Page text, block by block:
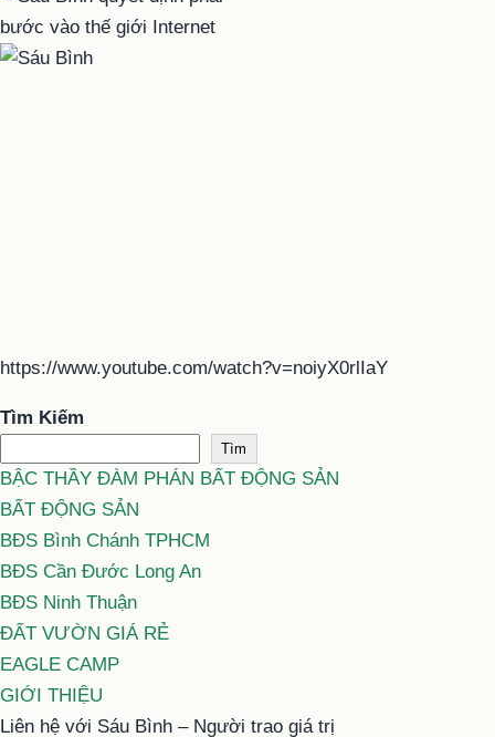
https://www.youtube.com/watch?v=noiyX0rlIaY
Tìm Kiếm
Tìm
BẬC THẦY ĐÀM PHÁN BẤT ĐỘNG SẢN
BẤT ĐỘNG SẢN
BĐS Bình Chánh TPHCM
BĐS Cần Đước Long An
BĐS Ninh Thuận
ĐẤT VƯỜN GIÁ RẺ
EAGLE CAMP
GIỚI THIỆU
Liên hệ với Sáu Bình – Người trao giá trị